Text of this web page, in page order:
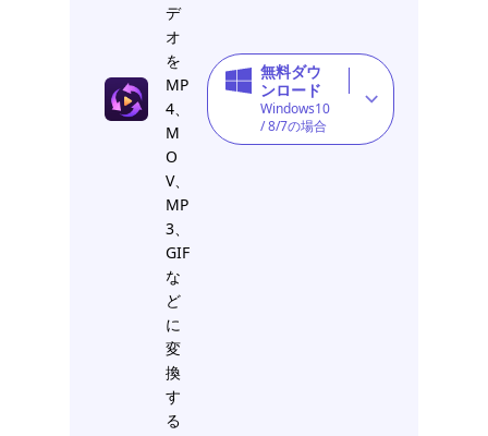
デ
オ
を
MP
4、
M
O
V、
MP
3、
GIF
な
ど
に
変
換
す
る
無料ダウ
ンロード
Windows10
/ 8/7の場合